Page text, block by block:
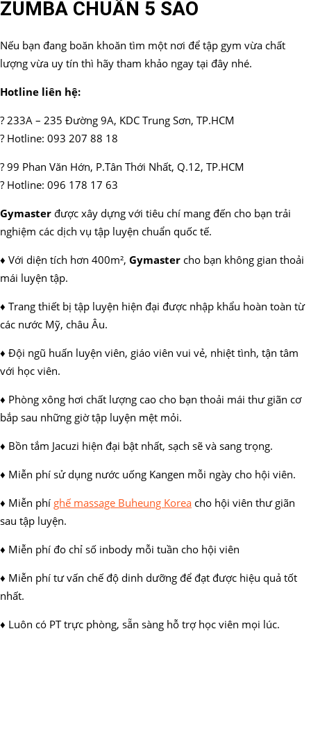
ZUMBA CHUẨN 5 SAO
Nếu bạn đang boăn khoăn tìm một nơi để tập gym vừa chất
lượng vừa uy tín thì hãy tham khảo ngay tại đây nhé.
Hotline liên hệ:
? 233A – 235 Đường 9A, KDC Trung Sơn, TP.HCM
? Hotline: 093 207 88 18
? 99 Phan Văn Hớn, P.Tân Thới Nhất, Q.12, TP.HCM
? Hotline: 096 178 17 63
Gymaster được xây dựng với tiêu chí mang đến cho bạn trải
nghiệm các dịch vụ tập luyện chuẩn quốc tế.
♦ Với diện tích hơn 400m², Gymaster cho bạn không gian thoải
mái luyện tập.
♦ Trang thiết bị tập luyện hiện đại được nhập khẩu hoàn toàn từ
các nước Mỹ, châu Âu.
♦ Đội ngũ huấn luyện viên, giáo viên vui vẻ, nhiệt tình, tận tâm
với học viên.
♦ Phòng xông hơi chất lượng cao cho bạn thoải mái thư giãn cơ
bắp sau những giờ tập luyện mệt mỏi.
♦ Bồn tắm Jacuzi hiện đại bật nhất, sạch sẽ và sang trọng.
♦ Miễn phí sử dụng nước uống Kangen mỗi ngày cho hội viên.
♦ Miễn phí ghế massage Buheung Korea cho hội viên thư giãn
sau tập luyện.
♦ Miễn phí đo chỉ số inbody mỗi tuần cho hội viên
♦ Miễn phí tư vấn chế độ dinh dưỡng để đạt được hiệu quả tốt
nhất.
♦ Luôn có PT trực phòng, sẵn sàng hỗ trợ học viên mọi lúc.